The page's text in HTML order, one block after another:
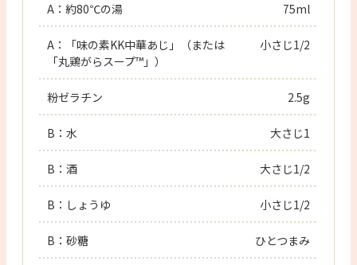
A：約80℃の湯 75ml
A：「味の素KK中華あじ」（または
「丸鶏がらスープ™」）
小さじ1/2
粉ゼラチン 2.5g
B：水 大さじ1
B：酒 大さじ1/2
B：しょうゆ 小さじ1/2
B：砂糖 ひとつまみ